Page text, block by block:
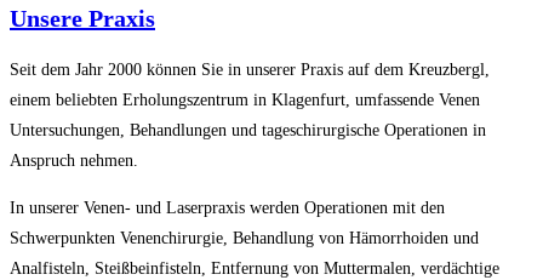
Unsere Praxis
Seit dem Jahr 2000 können Sie in unserer Praxis auf dem Kreuzbergl,
einem beliebten Erholungszentrum in Klagenfurt, umfassende Venen
Untersuchungen, Behandlungen und tageschirurgische Operationen in
Anspruch nehmen.
In unserer Venen- und Laserpraxis werden Operationen mit den
Schwerpunkten Venenchirurgie, Behandlung von Hämorrhoiden und
Analfisteln, Steißbeinfisteln, Entfernung von Muttermalen, verdächtige